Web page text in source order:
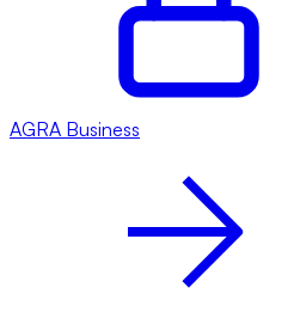
AGRA Business